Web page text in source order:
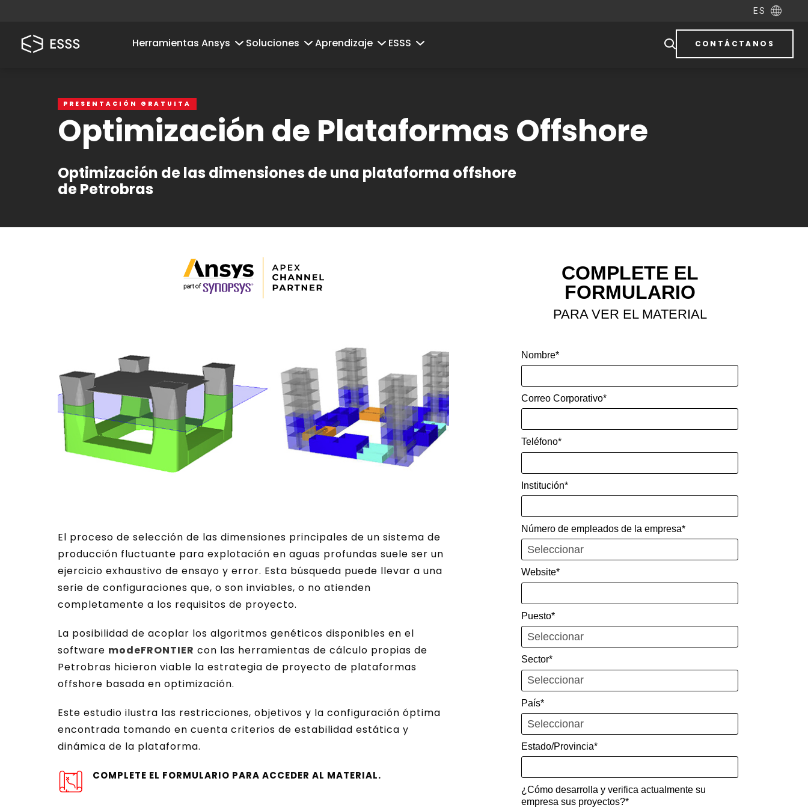
ES
Herramientas Ansys Soluciones Aprendizaje ESSS CONTÁCTANOS
PRESENTACIÓN GRATUITA
Optimización de Plataformas Offshore
Optimización de las dimensiones de una plataforma offshore
de Petrobras
El proceso de selección de las dimensiones principales de un sistema de
producción fluctuante para explotación en aguas profundas suele ser un
ejercicio exhaustivo de ensayo y error. Esta búsqueda puede llevar a una
serie de configuraciones que, o son inviables, o no atienden
completamente a los requisitos de proyecto.
La posibilidad de acoplar los algoritmos genéticos disponibles en el
software modeFRONTIER con las herramientas de cálculo propias de
Petrobras hicieron viable la estrategia de proyecto de plataformas
offshore basada en optimización.
Este estudio ilustra las restricciones, objetivos y la configuración óptima
encontrada tomando en cuenta criterios de estabilidad estática y
dinámica de la plataforma.
COMPLETE EL FORMULARIO PARA ACCEDER AL MATERIAL.
COMPLETE EL
FORMULARIO
PARA VER EL MATERIAL
Nombre*
Correo Corporativo*
Teléfono*
Institución*
Número de empleados de la empresa*
Website*
Puesto*
Sector*
País*
Estado/Provincia*
¿Cómo desarrolla y verifica actualmente su
empresa sus proyectos?*